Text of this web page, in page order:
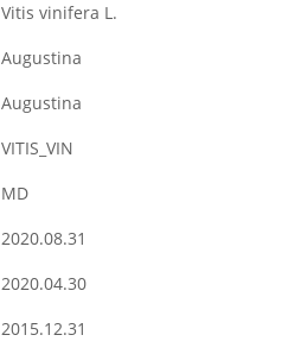
Vitis vinifera L.
Augustina
Augustina
VITIS_VIN
MD
2020.08.31
2020.04.30
2015.12.31